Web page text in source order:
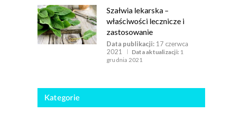
Szałwia lekarska –
właściwości lecznicze i
zastosowanie
Data publikacji: 17 czerwca
2021
Data aktualizacji: 1
grudnia 2021
Kategorie